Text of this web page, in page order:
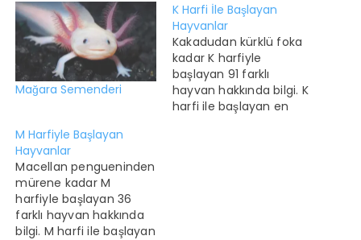
Mağara Semenderi
K Harfi İle Başlayan
Hayvanlar
Kakadudan kürklü foka
kadar K harfiyle
başlayan 91 farklı
hayvan hakkında bilgi. K
harfi ile başlayan en
M Harfiyle Başlayan
Hayvanlar
Macellan pengueninden
mürene kadar M
harfiyle başlayan 36
farklı hayvan hakkında
bilgi. M harfi ile başlayan